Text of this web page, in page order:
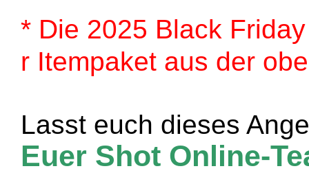
* Die 2025 Black
r Itempaket aus der
Lasst euch dieses
Euer Shot Online-